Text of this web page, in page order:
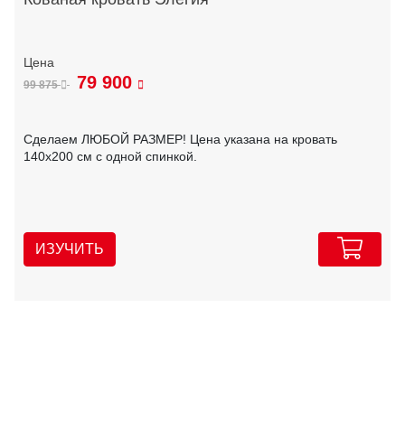
99 875 79 900
Сделаем ЛЮБОЙ РАЗМЕР! Цена указана на кровать
140х200 см с одной спинкой.
ИЗУЧИТЬ